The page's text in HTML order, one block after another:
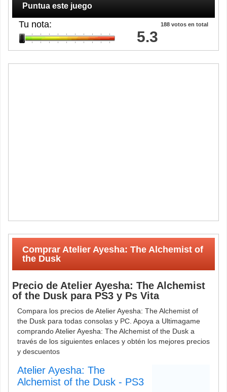
Puntua este juego
188 votos en total
Tu nota:
5.3
Comprar Atelier Ayesha: The Alchemist of
the Dusk
Precio de Atelier Ayesha: The Alchemist
of the Dusk para PS3 y Ps Vita
Compara los precios de Atelier Ayesha: The Alchemist of
the Dusk para todas consolas y PC. Apoya a Ultimagame
comprando Atelier Ayesha: The Alchemist of the Dusk a
través de los siguientes enlaces y obtén los mejores precios
y descuentos
Atelier Ayesha: The
Alchemist of the Dusk - PS3